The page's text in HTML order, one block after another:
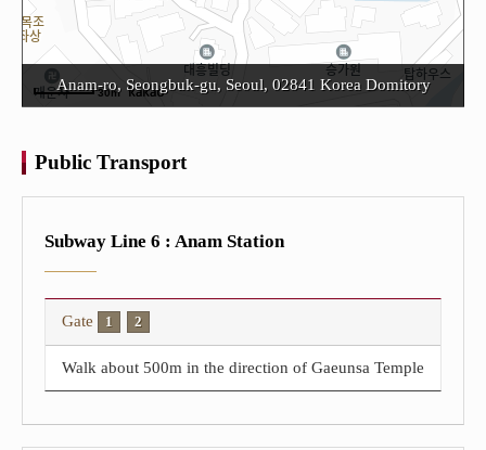
30m
Anam-ro, Seongbuk-gu, Seoul, 02841 Korea Domitory
Public Transport
Subway Line 6 : Anam Station
Gate 1 2
Walk about 500m in the direction of Gaeunsa Temple